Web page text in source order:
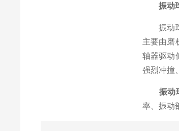
振动
振动球
主要由磨
轴器驱动
强烈冲撞
振动
率、振动